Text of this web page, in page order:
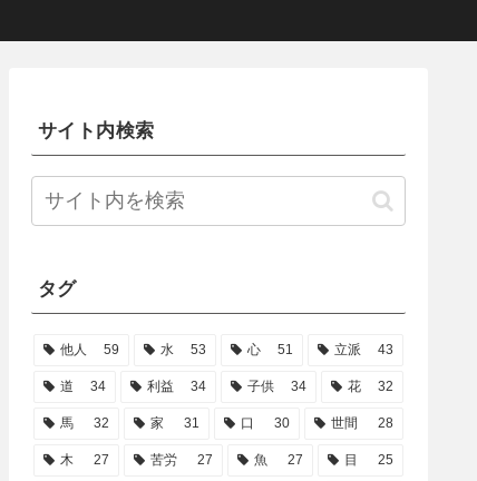
サイト内検索
タグ
他人 59 水 53 心 51 立派 43
道 34 利益 34 子供 34 花 32
馬 32 家 31 口 30 世間 28
木 27 苦労 27 魚 27 目 25